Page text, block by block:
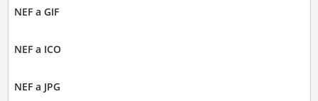
NEF a GIF
NEF a ICO
NEF a JPG